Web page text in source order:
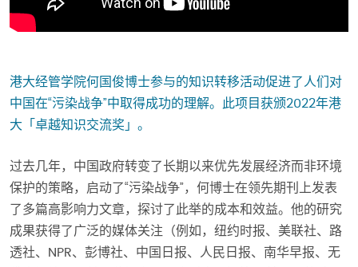
港大经管学院何国俊博士参与的知识转移活动促进了人们对
中国在“污染战争”中取得成功的理解。此项目获颁2022年港
大「卓越知识交流奖」。
过去几年，中国政府转变了长期以来优先发展经济而非环境
保护的策略，启动了“污染战争”，何博士在领先期刊上发表
了多篇高影响力文章，探讨了此举的成本和效益。他的研究
成果获得了广泛的媒体关注（例如，纽约时报、美联社、路
透社、NPR、彭博社、中国日报、人民日报、南华早报、无